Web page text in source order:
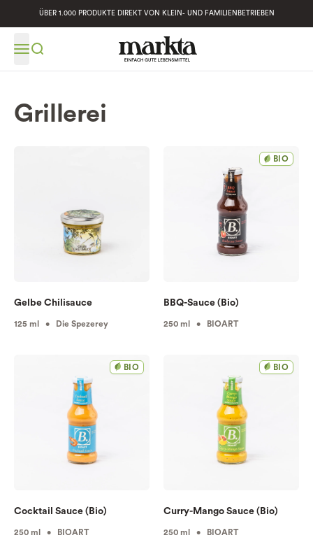
ÜBER 1.000 PRODUKTE DIREKT VON KLEIN- UND FAMILIENBETRIEBEN
Grillerei
Gelbe Chilisauce
125 ml • Die Spezerey
BIO
BBQ-Sauce (Bio)
250 ml • BIOART
BIO
Cocktail Sauce (Bio)
250 ml • BIOART
BIO
Curry-Mango Sauce (Bio)
250 ml • BIOART